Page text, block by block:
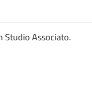
Studio Associato.